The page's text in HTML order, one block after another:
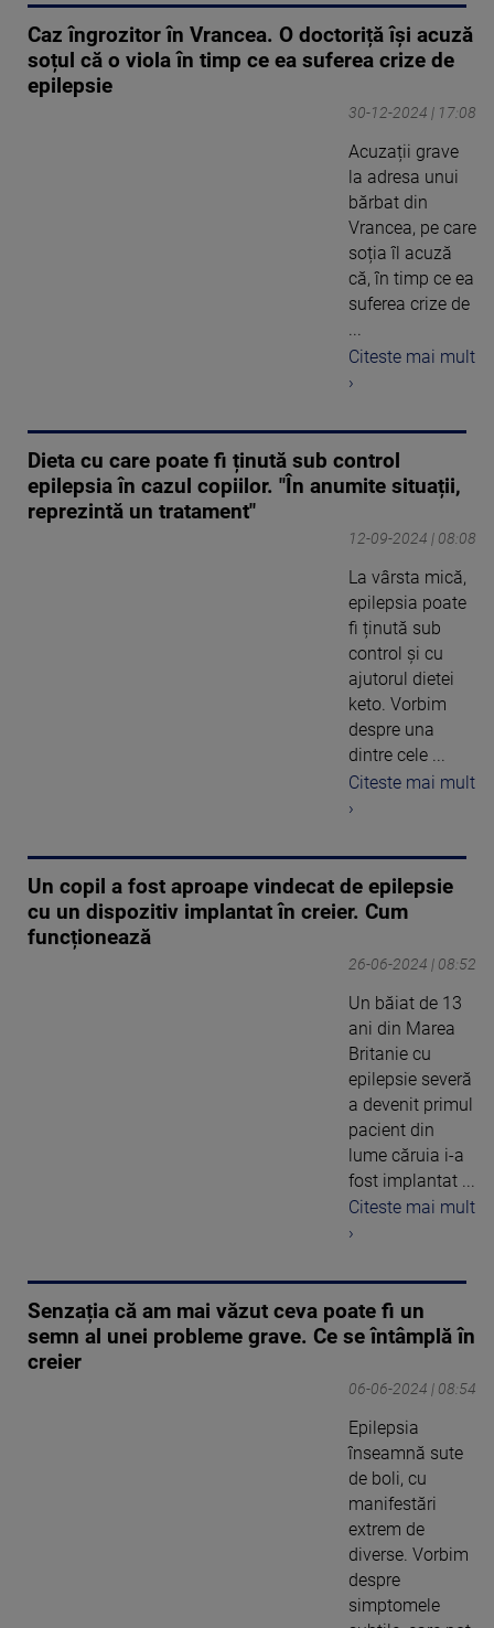
Caz îngrozitor în Vrancea. O doctoriță își acuză
soțul că o viola în timp ce ea suferea crize de
epilepsie
30-12-2024 | 17:08
Acuzații grave
la adresa unui
bărbat din
Vrancea, pe care
soția îl acuză
că, în timp ce ea
suferea crize de
...
Citeste mai mult
›
Dieta cu care poate fi ținută sub control
epilepsia în cazul copiilor. "În anumite situații,
reprezintă un tratament"
12-09-2024 | 08:08
La vârsta mică,
epilepsia poate
fi ținută sub
control și cu
ajutorul dietei
keto. Vorbim
despre una
dintre cele ...
Citeste mai mult
›
Un copil a fost aproape vindecat de epilepsie
cu un dispozitiv implantat în creier. Cum
funcționează
26-06-2024 | 08:52
Un băiat de 13
ani din Marea
Britanie cu
epilepsie severă
a devenit primul
pacient din
lume căruia i-a
fost implantat ...
Citeste mai mult
›
Senzația că am mai văzut ceva poate fi un
semn al unei probleme grave. Ce se întâmplă în
creier
06-06-2024 | 08:54
Epilepsia
înseamnă sute
de boli, cu
manifestări
extrem de
diverse. Vorbim
despre
simptomele